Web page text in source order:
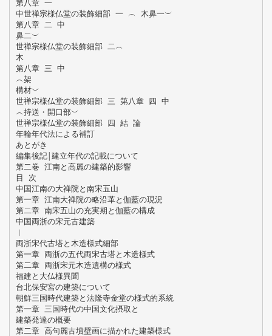
第八章 一
中世禅宗様仏堂の装飾細部 一 ︵ 木鼻一︶
第八章 二 中
鼻二︶
世禅宗様仏堂の装飾細部 二︵
木
第八章 三 中
︵架
構材︶
世禅宗様仏堂の装飾細部 三 第八章 四 中
︵持送・開口部︶
世禅宗様仏堂の装飾細部 四 結 論
年輪年代法による補訂
あとがき
編集後記￨建立年代の記載について
第二巻 江南と高麗の建築的影響
目 次
中国江南の大禅院と南宋五山
第一章 江南大禅院の略沿革と伽藍の現況
第二章 南宋五山の充実期と伽藍の構成
中国両浙の宋元古建築
︱
両浙宋代古塔と木造様式細部
第一章 両浙の五代両宋古塔と木造様式
第二章 両浙宋元木造遺構の様式
福建と大仏様異聞
台北保安宮の建築について
朝鮮三国時代建築と法隆寺金堂の様式的系統
第一章 三国時代の中国文化摂取と
建築発達の概要
第二章 高句麗古墳壁画に描かれた建築様式